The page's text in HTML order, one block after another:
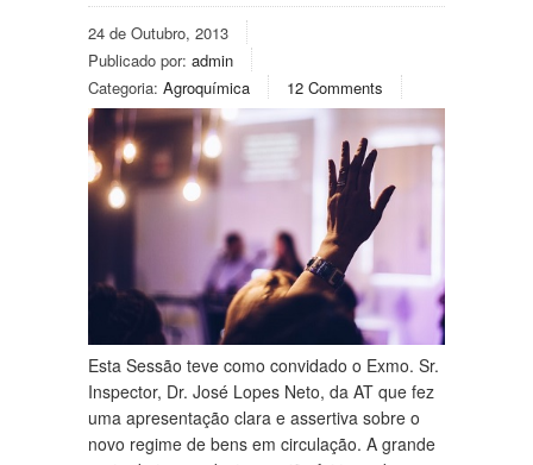
24 de Outubro, 2013
Publicado por: admin
Categoria: Agroquímica 12 Comments
Esta Sessão teve como convidado o Exmo. Sr.
Inspector, Dr. José Lopes Neto, da AT que fez
uma apresentação clara e assertiva sobre o
novo regime de bens em circulação. A grande